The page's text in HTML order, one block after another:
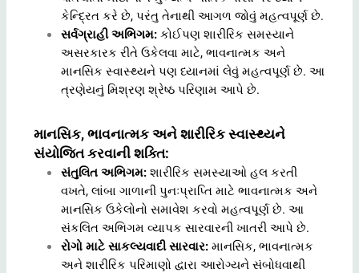
કેન્દ્રિત કરે છે, પરંતુ તેનાથી આગળ જોવું મહત્વપૂર્ણ છે.
સર્વગ્રાહી અભિગમ: કોઈપણ શારીરિક સમસ્યાને
અસરકારક રીતે ઉકેલવા માટે, ભાવનાત્મક અને
માનસિક સ્વાસ્થ્યને પણ ધ્યાનમાં લેવું મહત્વપૂર્ણ છે. આ
ત્રણેયનું મિશ્રણ શ્રેષ્ઠ પરિણામ આપે છે.
માનસિક, ભાવનાત્મક અને શારીરિક સ્વાસ્થ્યને
સંયોજિત કરવાની શક્તિ:
સંતુલિત અભિગમ: શારીરિક સમસ્યાઓ હલ કરતી
વખતે, લાંબા ગાળાની પુનઃપ્રાપ્તિ માટે ભાવનાત્મક અને
માનસિક ઉકેલોનો સમાવેશ કરવો મહત્વપૂર્ણ છે. આ
સંકલિત અભિગમ વ્યાપક સારવારની ખાતરી આપે છે.
રોગો માટે સાકલ્યવાદી સારવાર: માનસિક, ભાવનાત્મક
અને શારીરિક પરિમાણો દ્વારા આરોગ્યને સંબોધવાથી